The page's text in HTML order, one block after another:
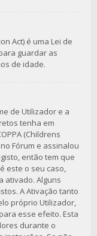
Act) é uma Lei de
guardar as
de idade.
de Utilizador e a
tenha em
(Childrens
Fórum e assinalou
então tem que
este o seu caso,
ativado. Alguns
A Ativação tanto
próprio Utilizador,
esse efeito. Esta
durante o